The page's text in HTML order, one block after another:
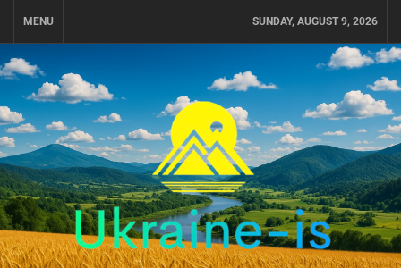
MENU SUNDAY, AUGUST 9, 2026